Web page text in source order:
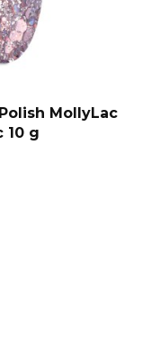
MollyLac
10 g